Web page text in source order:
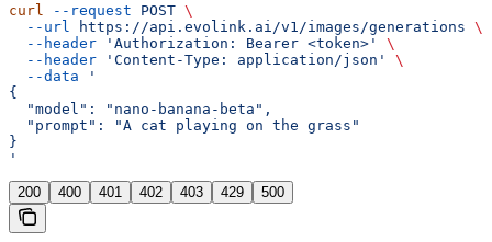
curl --request POST \
  --url
https://api.evolink.ai/v1/images/generations \
  --header
'Authorization: Bearer <token>'
\
  --header
'Content-Type: application/json'
\
  --data
'
{
  "model": "nano-banana-beta",
  "prompt": "A cat playing on the grass"
}
'
200 400 401 402 403 429 500